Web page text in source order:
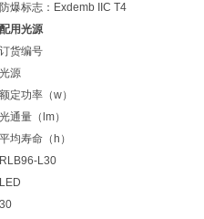
防爆标志：Exdemb IIC T4
配用光源
订货编号
光源
额定功率（w）
光通量（lm）
平均寿命（h）
RLB96-L30
LED
30